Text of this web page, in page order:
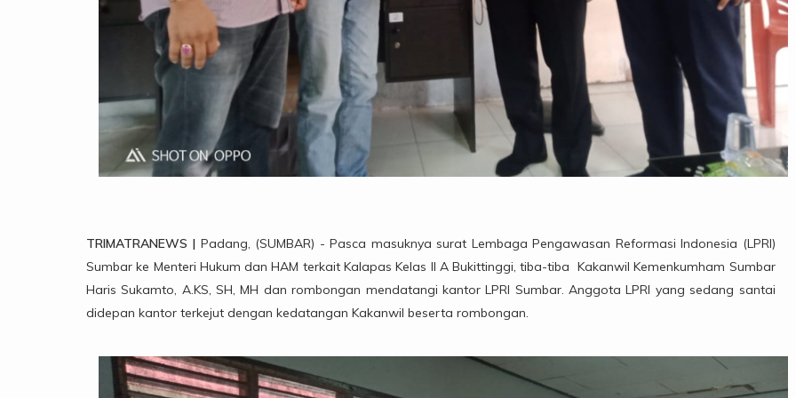
TRIMATRANEWS | Padang, (SUMBAR) - Pasca masuknya surat Lembaga Pengawasan Reformasi Indonesia (LPRI)
Sumbar ke Menteri Hukum dan HAM terkait Kalapas Kelas II A Bukittinggi, tiba-tiba Kakanwil Kemenkumham Sumbar
Haris Sukamto, A.KS, SH, MH dan rombongan mendatangi kantor LPRI Sumbar. Anggota LPRI yang sedang santai
didepan kantor terkejut dengan kedatangan Kakanwil beserta rombongan.